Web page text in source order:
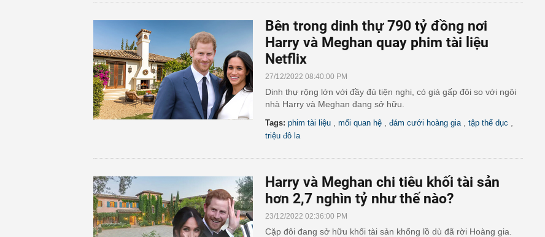
Bên trong dinh thự 790 tỷ đồng nơi
Harry và Meghan quay phim tài liệu
Netflix
27/12/2022 08:40:00 PM
Dinh thự rộng lớn với đầy đủ tiện nghi, có giá gấp đôi so với ngôi
nhà Harry và Meghan đang sở hữu.
Tags: phim tài liệu mối quan hệ đám cưới hoàng gia tập thể dục
triệu đô la
Harry và Meghan chi tiêu khối tài sản
hơn 2,7 nghìn tỷ như thế nào?
23/12/2022 02:36:00 PM
Cặp đôi đang sở hữu khối tài sản khổng lồ dù đã rời Hoàng gia.